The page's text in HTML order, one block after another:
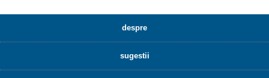
despre
sugestii